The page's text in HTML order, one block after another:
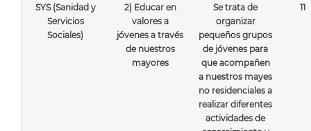
SYS (Sanidad y
Servicios
Sociales)
2) Educar en
valores a
jóvenes a través
de nuestros
mayores
Se trata de
organizar
pequeños grupos
de jóvenes para
que acompañen
a nuestros mayes
no residenciales a
realizar diferentes
actividades de
11